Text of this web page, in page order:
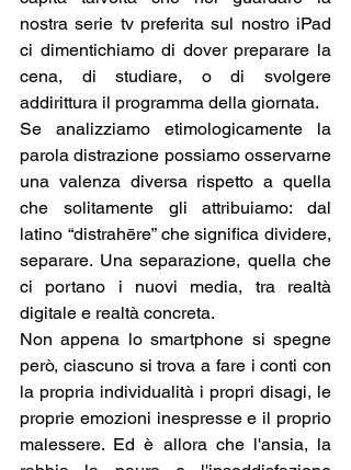
nostra serie tv preferita sul nostro iPad
ci dimentichiamo di dover preparare la
cena, di studiare, o di svolgere
addirittura il programma della giornata.
Se analizziamo etimologicamente la
parola distrazione possiamo osservarne
una valenza diversa rispetto a quella
che solitamente gli attribuiamo: dal
latino “distrahēre” che significa dividere,
separare. Una separazione, quella che
ci portano i nuovi media, tra realtà
digitale e realtà concreta.
Non appena lo smartphone si spegne
però, ciascuno si trova a fare i conti con
la propria individualità i propri disagi, le
proprie emozioni inespresse e il proprio
malessere. Ed è allora che l'ansia, la